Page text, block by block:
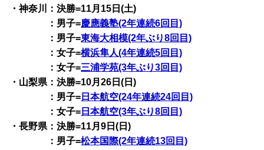
・神奈川：決勝=11月15日(土)
：男子=慶應義塾(2年連続6回目)
：男子=東海大相模(2年ぶり8回目)
：女子=横浜隼人(4年連続5回目)
：女子=三浦学苑(3年ぶり3回目)
・山梨県：決勝=10月26日(日)
：男子= 日本航空(24年連続24回目)
：女子= 日本航空(3年ぶり8回目)
・長野県：決勝=11月9日(日)
：男子=松本国際(2年連続13回目)